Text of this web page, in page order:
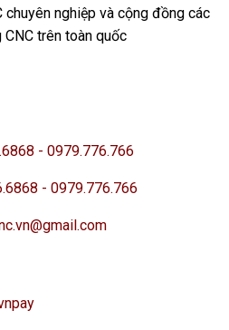
nghiệp và cộng đồng các
trên toàn quốc
- 0979.776.766
- 0979.776.766